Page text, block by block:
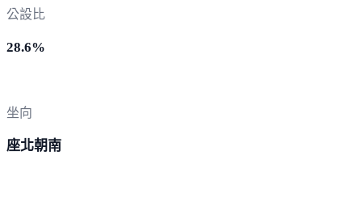
公設比
28.6%
坐向
座北朝南